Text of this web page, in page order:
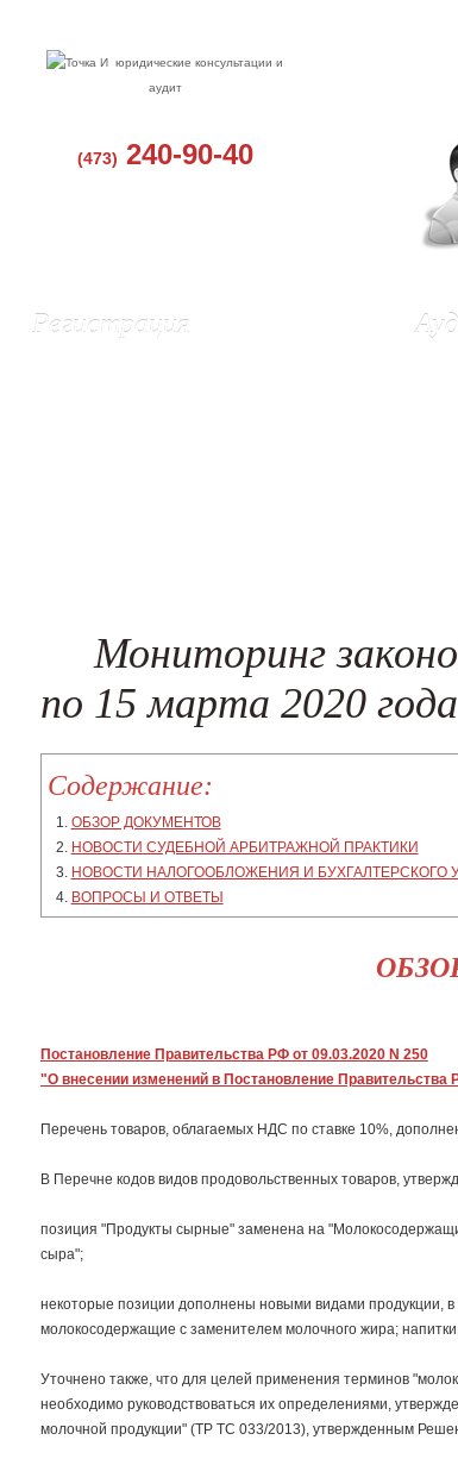
юридические консультации и
аудит
(473) 240-90-40
Регистрация
Мониторинг
по 15 марта 2020 года
Содержание:
ОБЗОР ДОКУМЕНТОВ
НОВОСТИ СУДЕБНОЙ АРБИТРАЖНОЙ ПРАКТИКИ
НОВОСТИ НАЛОГООБЛОЖЕНИЯ И БУХГАЛТЕРСКОГО
ВОПРОСЫ И ОТВЕТЫ
Постановление Правительства РФ от 09.03.2020 N 250
"О внесении изменений в Постановление Правительства
Перечень товаров, облагаемых НДС по ставке 10%,
В Перечне кодов видов продовольственных товаров,
позиция "Продукты сырные" заменена на
сыра";
некоторые позиции дополнены новыми видами продукции,
молокосодержащие с заменителем молочного жира;
Уточнено также, что для целей применения терминов
необходимо руководствоваться их определениями,
молочной продукции" (ТР ТС 033/2013), утвержденным